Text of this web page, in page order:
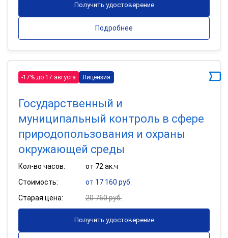
Получить удостоверение
Подробнее
-17% до 17 августа Лицензия
Государственный и
муниципальный контроль в сфере
природопользования и охраны
окружающей среды
Кол-во часов:
от 72 ак.ч
Стоимость:
от 17 160 руб.
Старая цена:
20 760 руб.
Получить удостоверение